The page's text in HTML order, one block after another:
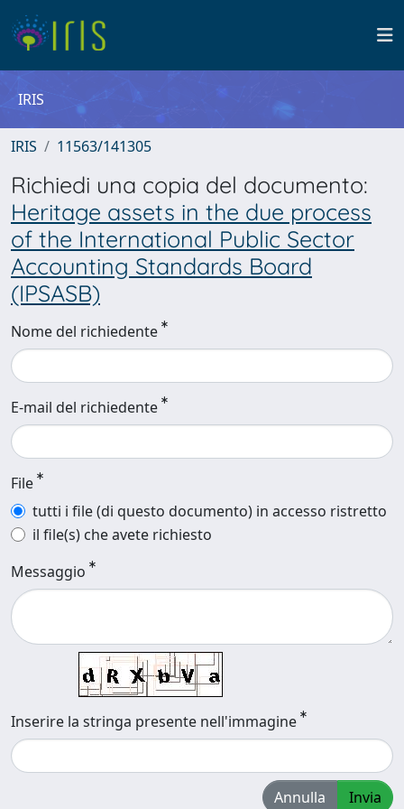
IRIS
IRIS 11563/141305
Richiedi una copia del documento:
Heritage assets in the due process
of the International Public Sector
Accounting Standards Board
(IPSASB)
Nome del richiedente
E-mail del richiedente
File
tutti i file (di questo documento) in accesso ristretto
il file(s) che avete richiesto
Messaggio
Inserire la stringa presente nell'immagine
Annulla Invia